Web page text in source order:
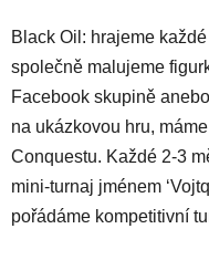
Black Oil: hrajeme
společně malujeme
Facebook skupině
na ukázkovou hru,
Conquestu. Každé 2-3
mini-turnaj jménem
pořádáme kompetitivní